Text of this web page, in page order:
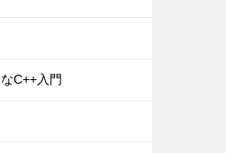
C++入門